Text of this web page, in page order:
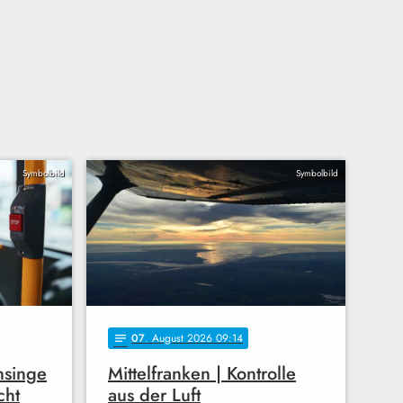
Symbolbild Symbolbild
notes 07. August 2026 09:14
Mittelfranken | Kontrolle
aus der Luft